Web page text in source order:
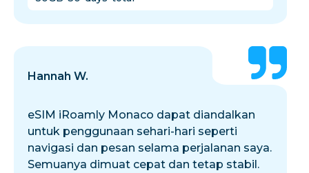
Hannah W.
eSIM iRoamly Monaco dapat diandalkan
untuk penggunaan sehari-hari seperti
navigasi dan pesan selama perjalanan saya.
Semuanya dimuat cepat dan tetap stabil.